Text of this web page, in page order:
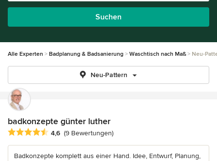
Suchen
Alle Experten Badplanung & Badsanierung Waschtisch nach Maß Neu-
Neu-Pattern
badkonzepte günter luther
Durchschnittliche Bewertung: 4.6 von 5 Sternen
4,6 (9 Bewertungen)
Badkonzepte komplett aus einer Hand. Idee, Entwurf, Planung,